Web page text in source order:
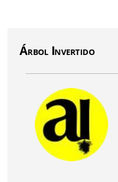
Árbol Invertido